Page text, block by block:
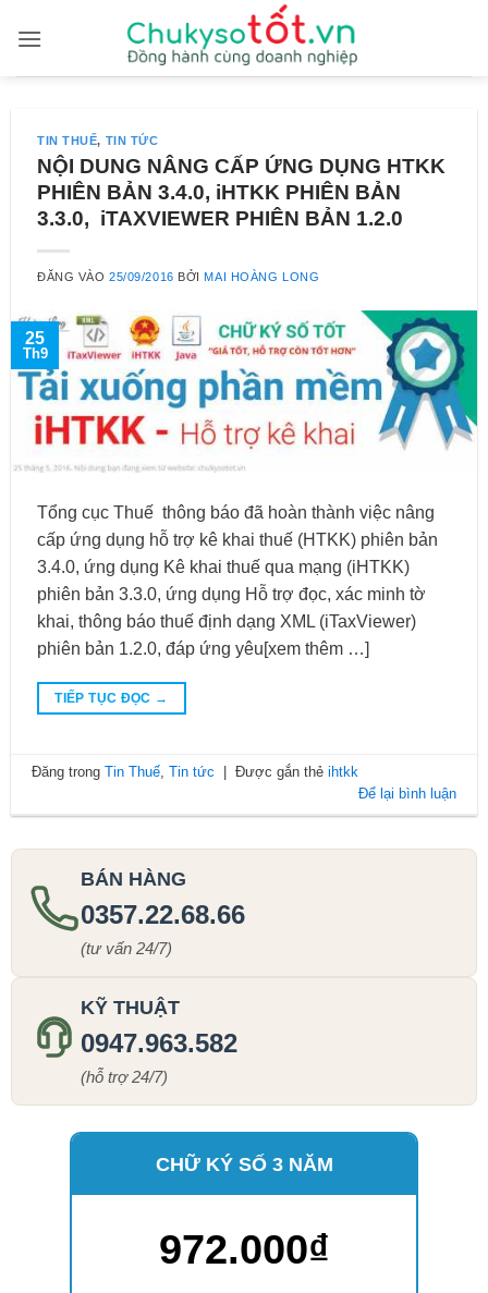
qua
TIN THUẾ, TIN TỨC
NỘI DUNG NÂNG CẤP ỨNG DỤNG HTKK
PHIÊN BẢN 3.4.0, iHTKK PHIÊN BẢN
3.3.0, iTAXVIEWER PHIÊN BẢN 1.2.0
ĐĂNG VÀO25/09/2016 BỞIMAI HOÀNG LONG
25
Th9
Tổng cục Thuế thông báo đã hoàn thành việc nâng
cấp ứng dụng hỗ trợ kê khai thuế (HTKK) phiên bản
3.4.0, ứng dụng Kê khai thuế qua mạng (iHTKK)
phiên bản 3.3.0, ứng dụng Hỗ trợ đọc, xác minh tờ
khai, thông báo thuế định dạng XML (iTaxViewer)
phiên bản 1.2.0, đáp ứng yêu[xem thêm …]
TIẾP TỤC ĐỌC →
Đăng trongTin Thuế,Tin tức Được gắn thẻihtkk
Để lại bình luận
BÁN HÀNG
0357.22.68.66
(tư vấn 24/7)
KỸ THUẬT
0947.963.582
(hỗ trợ 24/7)
CHỮ KÝ SỐ 3 NĂM
972.000₫